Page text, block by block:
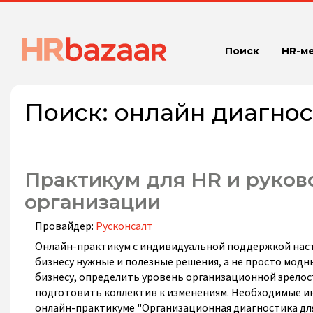
Поиск HR-
Поиск: онлайн
Практикум для HR и
организации
Провайдер: Русконсалт
Онлайн-практикум с индивидуальной поддержкой
бизнесу нужные и полезные решения, а не просто
бизнесу, определить уровень организационной
подготовить коллектив к изменениям. Необходимые
онлайн-практикуме "Организационная диагностика